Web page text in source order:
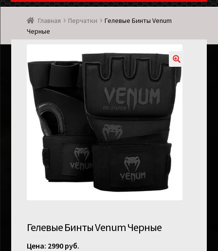
Мой аккаунт
Главная Перчатки
Гелевые Бинты Venum
Черные
Гелевые Бинты Venum Черные
2990 руб.